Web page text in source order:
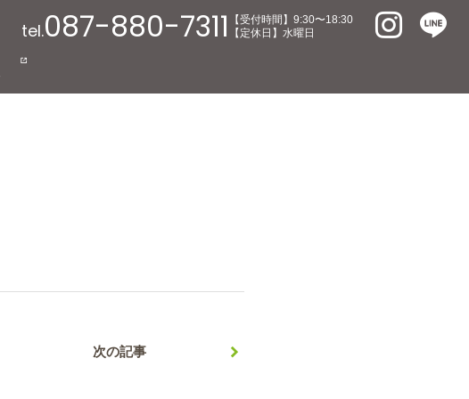
tel.087-880-7311
【受付時間】9:30〜18:30
【定休日】水曜日
次の記事